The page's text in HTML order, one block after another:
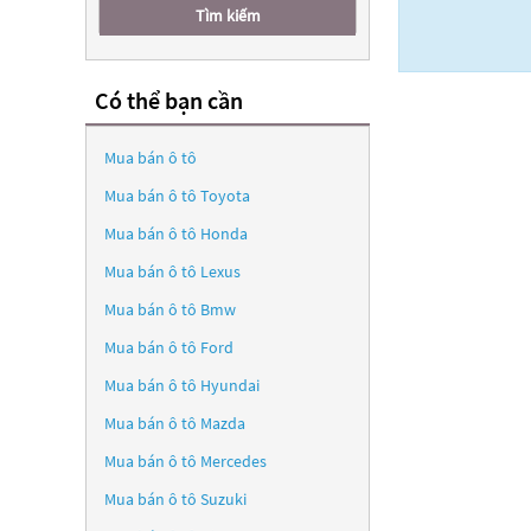
Tìm kiếm
Có thể bạn cần
Mua bán ô tô
Mua bán ô tô Toyota
Mua bán ô tô Honda
Mua bán ô tô Lexus
Mua bán ô tô Bmw
Mua bán ô tô Ford
Mua bán ô tô Hyundai
Mua bán ô tô Mazda
Mua bán ô tô Mercedes
Mua bán ô tô Suzuki